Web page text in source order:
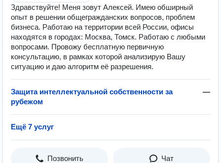
Здравствуйте! Меня зовут Алексей. Имею обширный
опыт в решении общегражданских вопросов, проблем
бизнеса. Работаю на территории всей России, офисы
находятся в городах: Москва, Томск. Работаю с любыми
вопросами. Провожу бесплатную первичную
консультацию, в рамках которой анализирую Вашу
ситуацию и даю алгоритм её разрешения.
Защита интеллектуальной собственности за
рубежом
—
Ещё 7 услуг
Позвонить Чат